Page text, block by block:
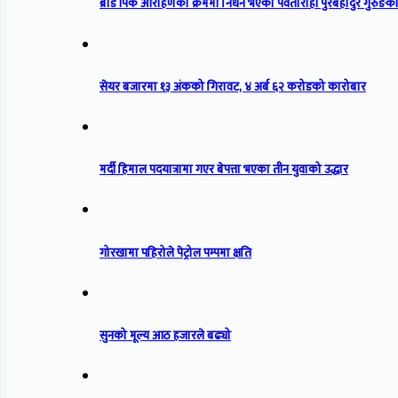
ब्रोड पिक आरोहणका क्रममा निधन भएका पर्वतारोही पुरबहादुर
सेयर बजारमा १३ अंकको गिरावट, ४ अर्ब ६२ करोडको कारोबार
मर्दी हिमाल पदयात्रामा गएर बेपत्ता भएका तीन युवाको उद्धार
गोरखामा पहिरोले पेट्रोल पम्पमा क्षति
सुनको मूल्य आठ हजारले बढ्यो